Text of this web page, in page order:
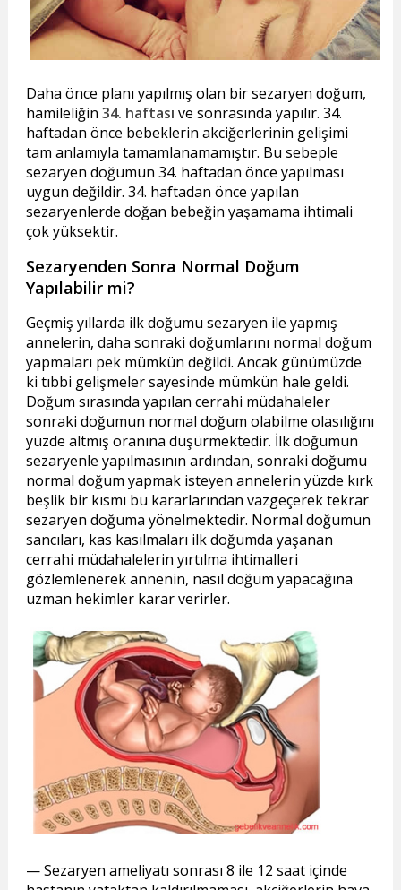
Daha önce planı yapılmış olan bir sezaryen doğum,
hamileliğin 34. haftası ve sonrasında yapılır. 34.
haftadan önce bebeklerin akciğerlerinin gelişimi
tam anlamıyla tamamlanamamıştır. Bu sebeple
sezaryen doğumun 34. haftadan önce yapılması
uygun değildir. 34. haftadan önce yapılan
sezaryenlerde doğan bebeğin yaşamama ihtimali
çok yüksektir.
Sezaryenden Sonra Normal Doğum
Yapılabilir mi?
Geçmiş yıllarda ilk doğumu sezaryen ile yapmış
annelerin, daha sonraki doğumlarını normal doğum
yapmaları pek mümkün değildi. Ancak günümüzde
ki tıbbi gelişmeler sayesinde mümkün hale geldi.
Doğum sırasında yapılan cerrahi müdahaleler
sonraki doğumun normal doğum olabilme olasılığını
yüzde altmış oranına düşürmektedir. İlk doğumun
sezaryenle yapılmasının ardından, sonraki doğumu
normal doğum yapmak isteyen annelerin yüzde kırk
beşlik bir kısmı bu kararlarından vazgeçerek tekrar
sezaryen doğuma yönelmektedir. Normal doğumun
sancıları, kas kasılmaları ilk doğumda yaşanan
cerrahi müdahalelerin yırtılma ihtimalleri
gözlemlenerek annenin, nasıl doğum yapacağına
uzman hekimler karar verirler.
— Sezaryen ameliyatı sonrası 8 ile 12 saat içinde